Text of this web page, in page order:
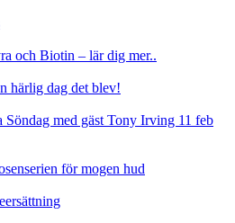
och Biotin – lär dig mer..
härlig dag det blev!
med gäst Tony Irving 11 feb
för mogen hud